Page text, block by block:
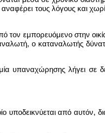
τους λόγους και
τον εμπορευόμενο στην
ο καταναλωτής
υπαναχώρησης λήγει σε
υποδεικνύεται από αυτόν,